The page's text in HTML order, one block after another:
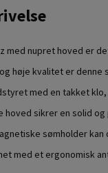
med nupret hoved er
høje kvalitet er
med en takket
hoved sikrer en solid
sømholder
med et ergonomisk